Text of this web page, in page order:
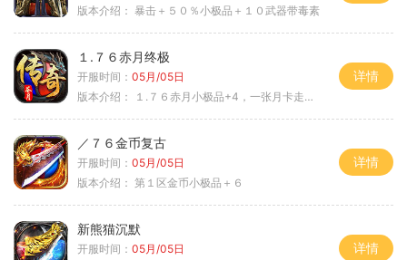
版本介绍： 暴击＋５０％小极品＋１０武器带毒素
１.７６赤月终极
开服时间： 05月/05日
版本介绍：
１.７６赤月小极品+4，一张月卡走天涯c
详情
／７６金币复古
开服时间： 05月/05日
版本介绍： 第１区金币小极品＋６
详情
新熊猫沉默
开服时间： 05月/05日
详情